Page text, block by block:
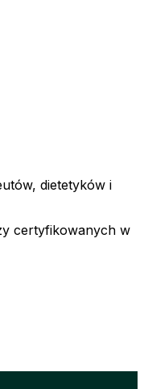
dietetyków i
certyfikowanych w